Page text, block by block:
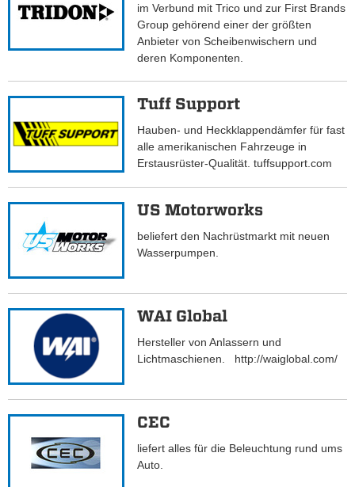
im Verbund mit Trico und zur First Brands
Group gehörend einer der größten
Anbieter von Scheibenwischern und
deren Komponenten.
Tuff Support
Hauben- und Heckklappendämfer für fast
alle amerikanischen Fahrzeuge in
Erstausrüster-Qualität. tuffsupport.com
US Motorworks
beliefert den Nachrüstmarkt mit neuen
Wasserpumpen.
WAI Global
Hersteller von Anlassern und
Lichtmaschienen. http://waiglobal.com/
CEC
liefert alles für die Beleuchtung rund ums
Auto.